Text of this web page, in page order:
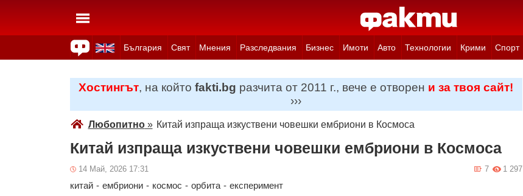
България Свят Мнения Разследвания Бизнес Имоти Авто Технологии Крими Спорт
Хостингът, на койтоfakti.bg разчита от 2011 г., вече е отворен и за твоя сайт!
›››
Любопитно» Китай изпраща изкуствени човешки ембриони в Космоса
Китай изпраща изкуствени човешки ембриони в Космоса
14 Май, 2026 17:31 1 297
7
китай - ембриони - космос - орбита - експеримент